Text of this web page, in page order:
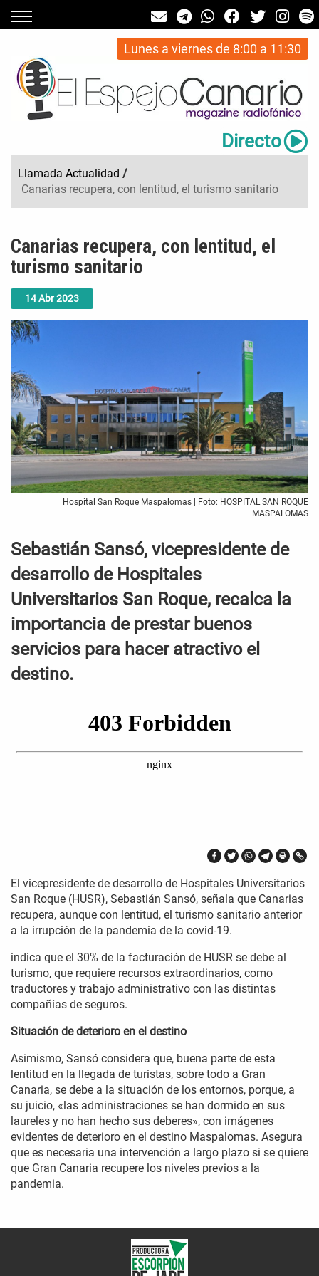
Lunes a viernes de 8:00 a 11:30
Directo
Llamada Actualidad /
Canarias recupera, con lentitud, el turismo sanitario
14Abr2023
Canarias recupera, con lentitud, el
turismo sanitario
Hospital San Roque Maspalomas | Foto: HOSPITAL SAN ROQUE
MASPALOMAS
Sebastián Sansó, vicepresidente de
desarrollo de Hospitales
Universitarios San Roque, recalca la
importancia de prestar buenos
servicios para hacer atractivo el
destino.
El vicepresidente de desarrollo de Hospitales Universitarios
San Roque (HUSR), Sebastián Sansó, señala que Canarias
recupera, aunque con lentitud, el turismo sanitario anterior
a la irrupción de la pandemia de la covid-19.
indica que el 30% de la facturación de HUSR se debe al
turismo, que requiere recursos extraordinarios, como
traductores y trabajo administrativo con las distintas
compañías de seguros.
Situación de deterioro en el destino
Asimismo, Sansó considera que, buena parte de esta
lentitud en la llegada de turistas, sobre todo a Gran
Canaria, se debe a la situación de los entornos, porque, a
su juicio, «las administraciones se han dormido en sus
laureles y no han hecho sus deberes», con imágenes
evidentes de deterioro en el destino Maspalomas. Asegura
que es necesaria una intervención a largo plazo si se quiere
que Gran Canaria recupere los niveles previos a la
pandemia.